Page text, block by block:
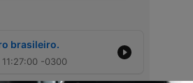
brasileiro.
-0300